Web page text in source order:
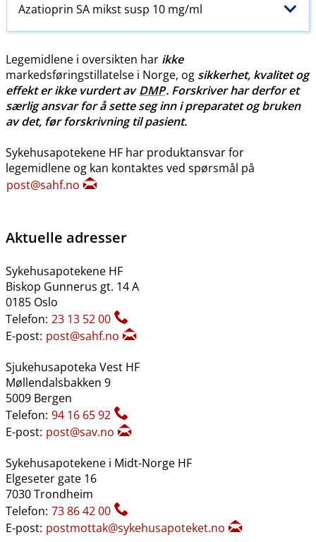
Azatioprin SA mikst susp 10 mg/ml
Legemidlene i oversikten har ikke
markedsføringstillatelse i Norge, og sikkerhet, kvalitet og
effekt er ikke vurdert avDMP. Forskriver har derfor et
særlig ansvar for å sette seg inn i preparatet og bruken
av det, før forskrivning til pasient.
Sykehusapotekene HF har produktansvar for
legemidlene og kan kontaktes ved spørsmål på
post@sahf.no
Aktuelle adresser
Sykehusapotekene HF
Biskop Gunnerus gt. 14 A
0185 Oslo
Telefon: 23 13 52 00
E-post: post@sahf.no
Sjukehusapoteka Vest HF
Møllendalsbakken 9
5009 Bergen
Telefon: 94 16 65 92
E-post: post@sav.no
Sykehusapotekene i Midt-Norge HF
Elgeseter gate 16
7030 Trondheim
Telefon: 73 86 42 00
E-post: postmottak@sykehusapoteket.no